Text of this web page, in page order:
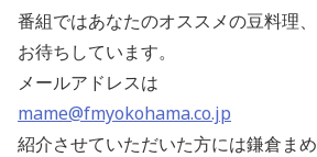
番組ではあなたのオススメの豆料理
お待ちしています。
メールアドレスは
mame@fmyokohama.co.jp
紹介させていただいた方には鎌倉ま